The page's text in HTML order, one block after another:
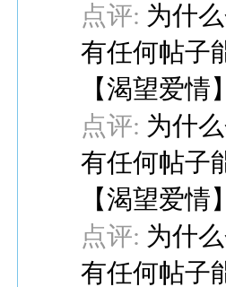
点评: 为什
有任何帖子
【渴望爱情】
点评: 为什
有任何帖子
【渴望爱情】
点评: 为什
有任何帖子